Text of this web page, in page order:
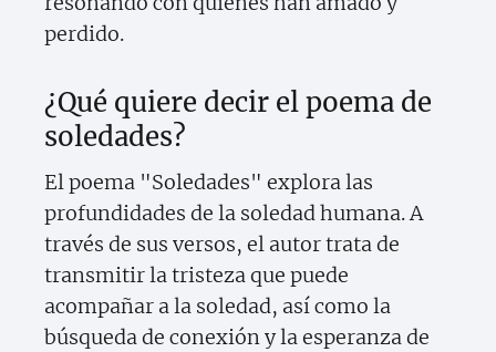
perdido.
¿Qué quiere decir el poema de
soledades?
El poema "Soledades" explora las
profundidades de la soledad humana. A
través de sus versos, el autor trata de
transmitir la tristeza que puede
acompañar a la soledad, así como la
búsqueda de conexión y la esperanza de